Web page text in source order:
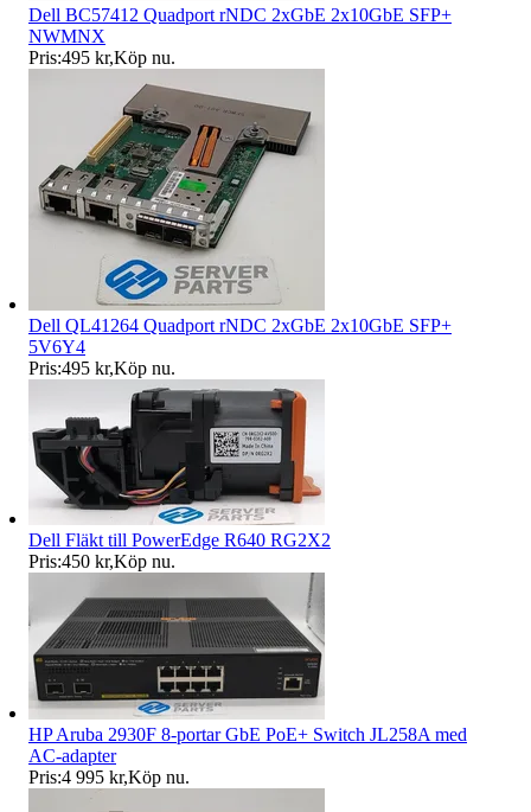
Dell BC57412 Quadport rNDC 2xGbE 2x10GbE SFP+
NWMNX
Pris:495 kr,Köp nu.
Dell QL41264 Quadport rNDC 2xGbE 2x10GbE SFP+
5V6Y4
Pris:495 kr,Köp nu.
Dell Fläkt till PowerEdge R640 RG2X2
Pris:450 kr,Köp nu.
HP Aruba 2930F 8-portar GbE PoE+ Switch JL258A med
AC-adapter
Pris:4 995 kr,Köp nu.